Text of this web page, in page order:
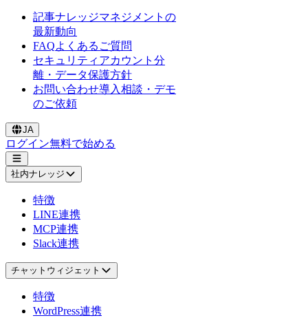
記事ナレッジマネジメントの
最新動向
FAQよくあるご質問
セキュリティ アカウント分
離・データ保護方針
お問い合わせ導入相談・デモ
のご依頼
JA
ログイン無料で始める
社内ナレッジ
特徴
LINE連携
MCP連携
Slack連携
チャットウィジェット
特徴
WordPress連携